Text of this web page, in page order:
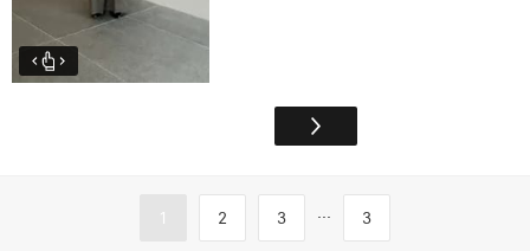
1 2 3 ... 3